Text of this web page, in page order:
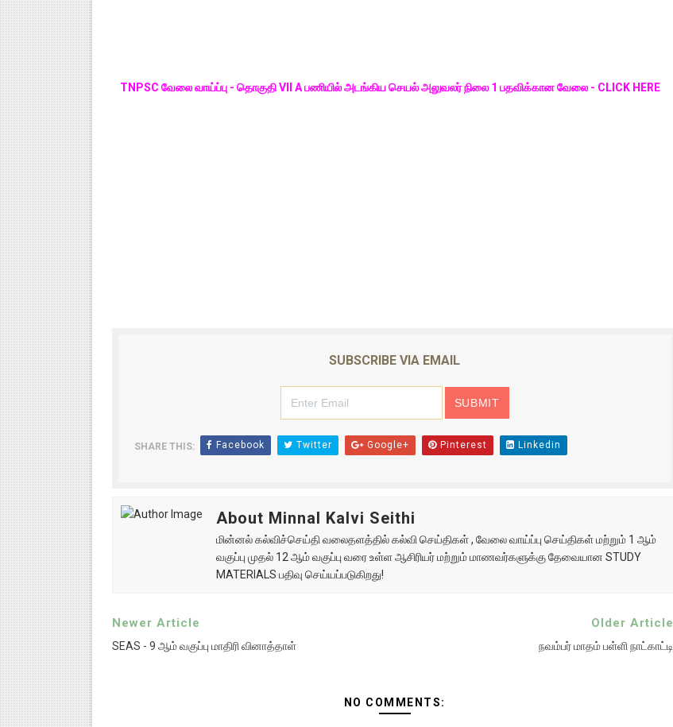
TNPSC வேலை வாய்ப்பு - தொகுதி VII A பணியில் அடங்கிய செயல் அலுவலர் நிலை 1 பதவிக்கான வேலை - CLICK HERE
SUBSCRIBE VIA EMAIL
SHARE THIS: Facebook Twitter Google+ Pinterest Linkedin
About Minnal Kalvi Seithi
மின்னல் கல்விச்செய்தி வலைதளத்தில் கல்வி செய்திகள் , வேலை வாய்ப்பு செய்திகள் மற்றும் 1 ஆம்
வகுப்பு முதல் 12 ஆம் வகுப்பு வரை உள்ள ஆசிரியர் மற்றும் மாணவர்களுக்கு தேவையான STUDY
MATERIALS பதிவு செய்யப்படுகிறது!
Newer Article
SEAS - 9 ஆம் வகுப்பு மாதிரி வினாத்தாள்
Older Article
நவம்பர் மாதம் பள்ளி நாட்காட்டி
NO COMMENTS: